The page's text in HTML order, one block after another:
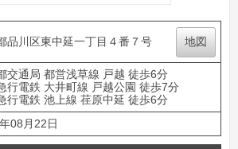
品川区東中延一丁目４番７号 地図
交通局 都営浅草線 戸越 徒歩6分
行電鉄 大井町線 戸越公園 徒歩7分
行電鉄 池上線 荏原中延 徒歩6分
08月22日